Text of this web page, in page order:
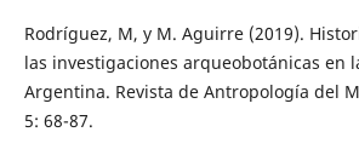
Rodríguez, M, y M. Aguirre (2019).
las investigaciones arqueobotánicas en
Argentina. Revista de Antropología del
5: 68-87.